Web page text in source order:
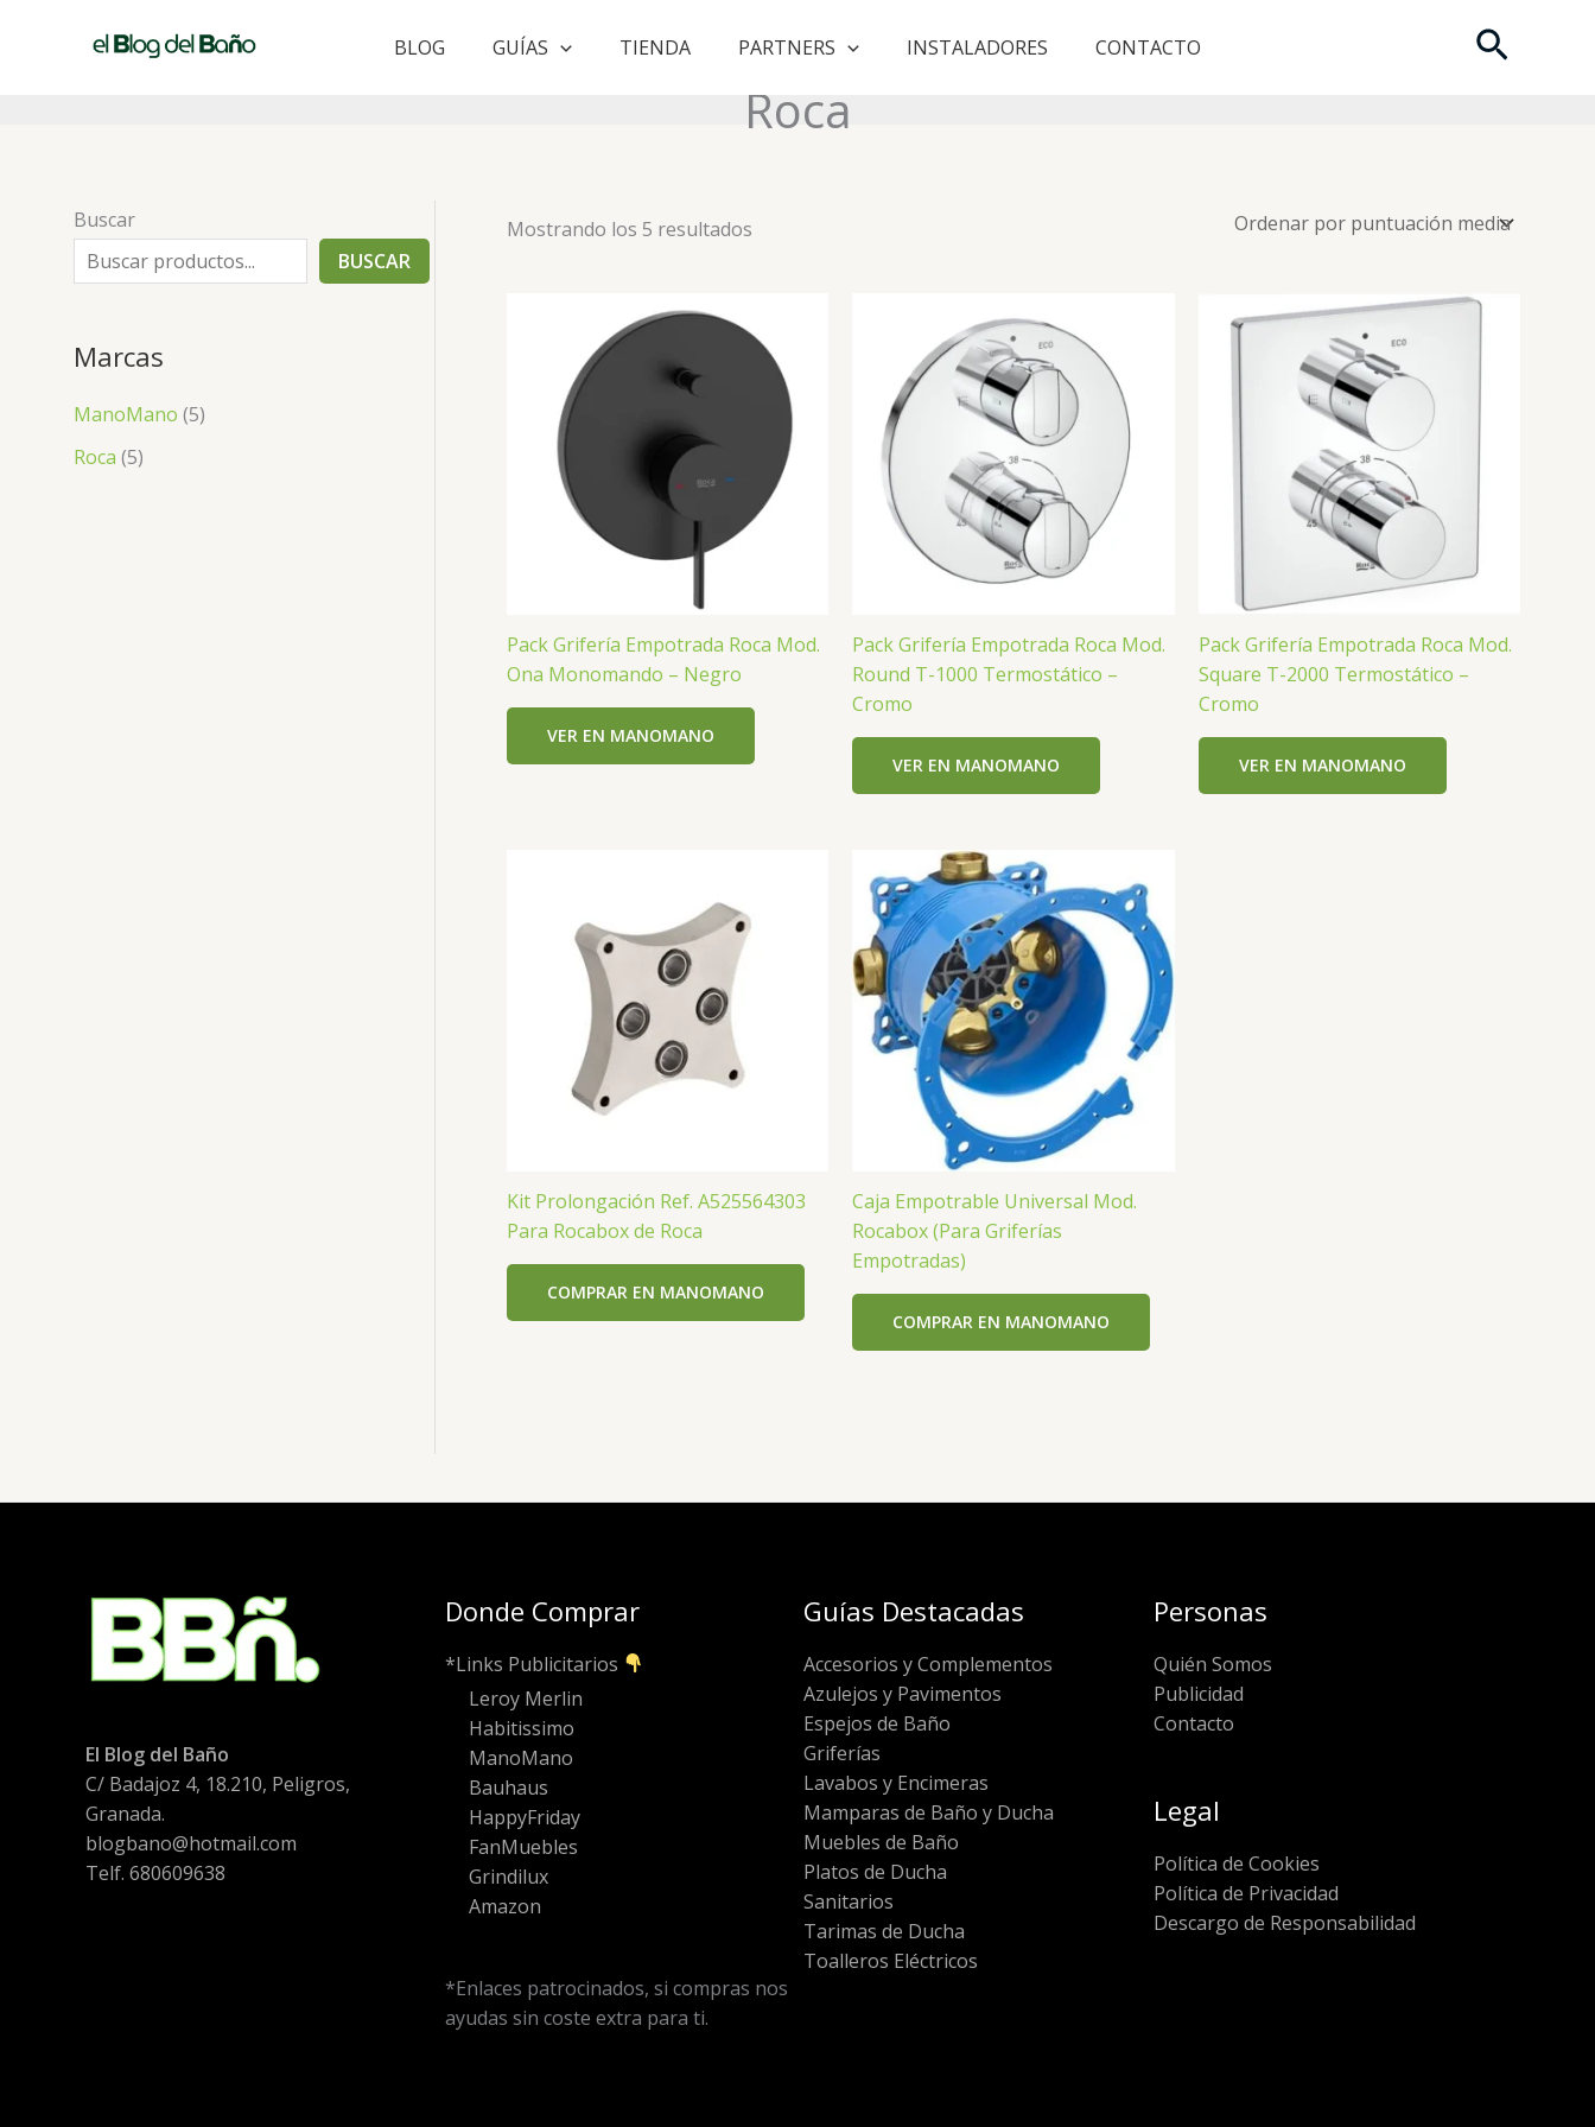
BLOG GUÍAS TIENDA PARTNERS INSTALADORES CONTACTO Buscar
Roca
Buscar
BUSCAR
Marcas
ManoMano (5)
Roca (5)
Mostrando los 5 resultados
Pack Grifería Empotrada Roca Mod.
Ona Monomando – Negro
VER EN MANOMANO
Pack Grifería Empotrada Roca Mod.
Round T-1000 Termostático –
Cromo
VER EN MANOMANO
Pack Grifería Empotrada Roca Mod.
Square T-2000 Termostático –
Cromo
VER EN MANOMANO
Kit Prolongación Ref. A525564303
Para Rocabox de Roca
COMPRAR EN MANOMANO
Caja Empotrable Universal Mod.
Rocabox (Para Griferías
Empotradas)
COMPRAR EN MANOMANO
El Blog del Baño
C/ Badajoz 4, 18.210, Peligros,
Granada.
blogbano@hotmail.com
Telf. 680609638
Donde Comprar
*Links Publicitarios
Leroy Merlin
Habitissimo
ManoMano
Bauhaus
HappyFriday
FanMuebles
Grindilux
Amazon
*Enlaces patrocinados, si compras nos
ayudas sin coste extra para ti.
Guías Destacadas
Accesorios y Complementos
Azulejos y Pavimentos
Espejos de Baño
Griferías
Lavabos y Encimeras
Mamparas de Baño y Ducha
Muebles de Baño
Platos de Ducha
Sanitarios
Tarimas de Ducha
Toalleros Eléctricos
Personas
Quién Somos
Publicidad
Contacto
Legal
Política de Cookies
Política de Privacidad
Descargo de Responsabilidad